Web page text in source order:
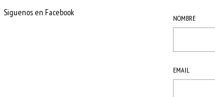
Siguenos en Facebook
NOMBRE
EMAIL